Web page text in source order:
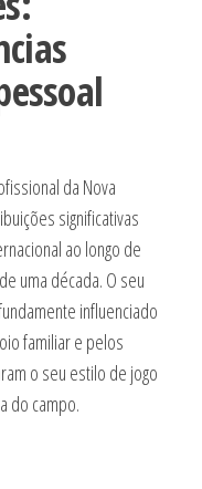
da Nova
significativas
ao longo de
uma década. O seu
influenciado
familiar e pelos
o seu estilo de jogo
do campo.